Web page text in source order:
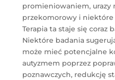
promieniowaniem, urazy
przekomorowy i
Terapia ta staje się coraz
Niektóre badania
może mieć potencjalne
autyzmem poprzez
poznawczych, redukcję